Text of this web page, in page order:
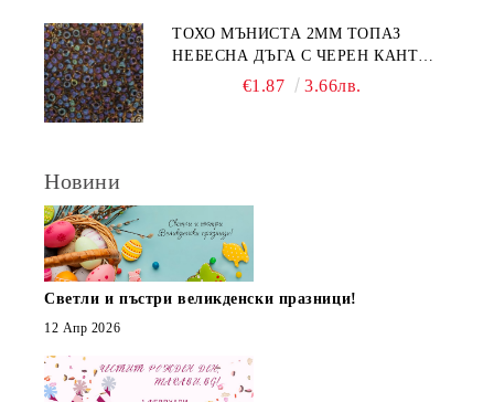
ТОХО МЪНИСТА 2ММ ТОПАЗ
НЕБЕСНА ДЪГА С ЧЕРЕН КАНТ
€1.87 3.66лв.
Новини
Светли и пъстри великденски празници!
12 Апр 2026